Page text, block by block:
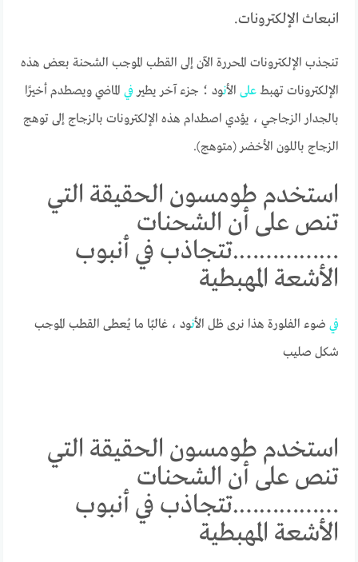
انبعاث الإلكترونات.
تنجذب الإلكترونات المحررة الآن إلى القطب الموجب الشحنة بعض هذه
الإلكترونات تهبطعلى الأنود ؛ جزء آخر يطيرفي الماضي ويصطدم أخيرًا
بالجدار الزجاجي ، يؤدي اصطدام هذه الإلكترونات بالزجاج إلى توهج
الزجاج باللون الأخضر (متوهج).
استخدم طومسون الحقيقة التي
تنص على أن الشحنات
…………….تتجاذب في أنبوب
الأشعة المهبطية
في ضوء الفلورة هذا نرى ظل الأنود ، غالبًا ما يُعطى القطب الموجب
شكل صليب
استخدم طومسون الحقيقة التي
تنص على أن الشحنات
…………….تتجاذب في أنبوب
الأشعة المهبطية